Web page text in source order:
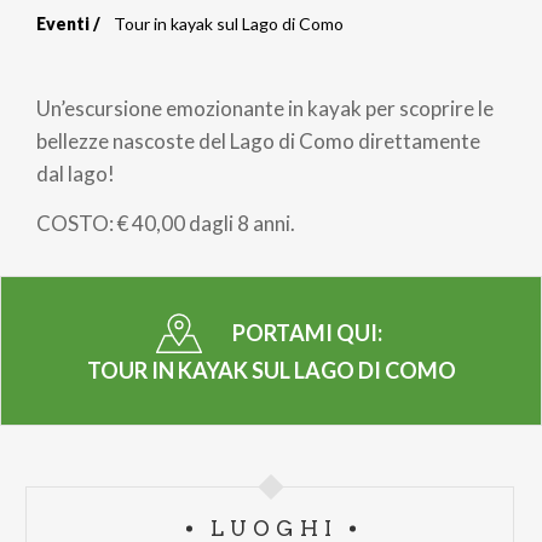
Briciole
di
pane
Eventi Tour in kayak sul Lago di Como
Un’escursione emozionante in kayak per scoprire le
bellezze nascoste del Lago di Como direttamente
dal lago!
COSTO: € 40,00 dagli 8 anni.
PORTAMI QUI:
TOUR IN KAYAK SUL LAGO DI COMO
LUOGHI